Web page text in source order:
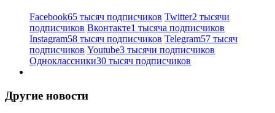
Facebook65 тысяч подписчиков Twitter2 тысячи
подписчиков Вконтакте1 тысяча подписчиков
Instagram58 тысяч подписчиков Telegram57 тысяч
подписчиков Youtube3 тысячи подписчиков
Одноклассники30 тысяч подписчиков
Другие новости